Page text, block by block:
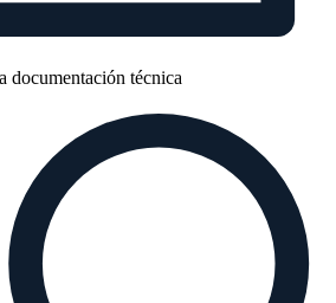
documentación técnica